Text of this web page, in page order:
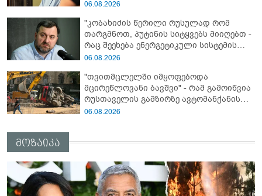
გათავისუფლებისკენ" - რას წერს ეუთო-ს
06.08.2026
"კობახიძის წერილი რუსულად რომ
თარგმნოთ, პუტინის სიტყვებს მიიღებთ -
რაც შეეხება ენერგეტიკული სისტემის
პრობლემას, ნამდვილად ვაპირებ
არამედ აღვადგინო ხაზის ტელეფონიც" -
გია ჯაფარიძე
06.08.2026
"თვითმცლელში იმყოფებოდა
მცირეწლოვანი ბავშვი" - რამ გამოიწვია
რუსთაველის გამზირზე ავტომანქანის
გადაბრუნება: “ჯივიპი” განცხადებას
06.08.2026
მოზაიკა